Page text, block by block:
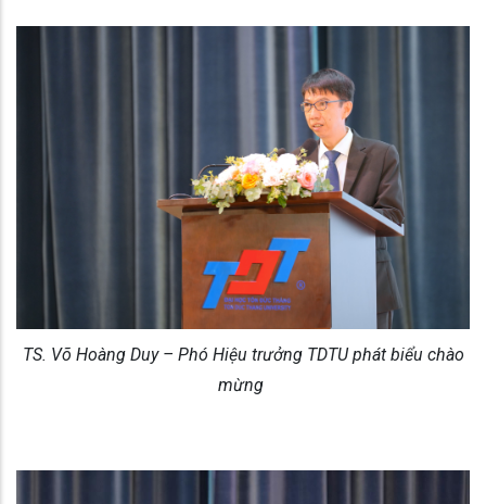
TS. Võ Hoàng Duy – Phó Hiệu trưởng TDTU phát biểu chào
mừng